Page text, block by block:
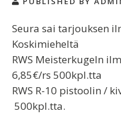
Seura sai tarjouksen
Koskimieheltä
RWS Meisterkugeln
6,85€/rs​ 500kpl.tta
RWS R-10 pistoolin /
500kpl.tta.